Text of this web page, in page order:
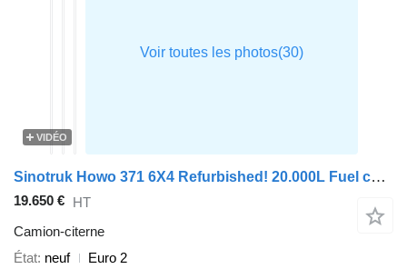
VIDÉO
Sinotruk Howo 371 6X4 Refurbished! 20.000L Fuel capacity Full Steel Manual Air
19.650 € HT
Camion-citerne
État neuf Euro 2